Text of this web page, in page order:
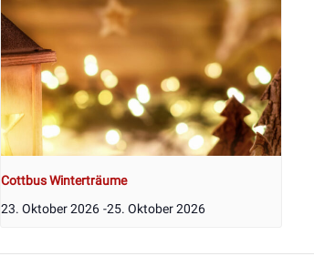
Cottbus Winterträume
23. Oktober 2026 -25. Oktober 2026